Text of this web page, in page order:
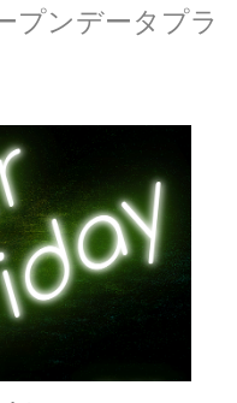
プンデータプラ